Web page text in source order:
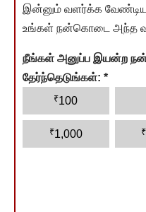
இன்னும் வளர்க்க வேண்டிய
உங்கள் நன்கொடை அந்த
நீங்கள் அனுப்ப இயன்ற
தேர்ந்தெடுங்கள்: *
₹100
₹1,000 ₹